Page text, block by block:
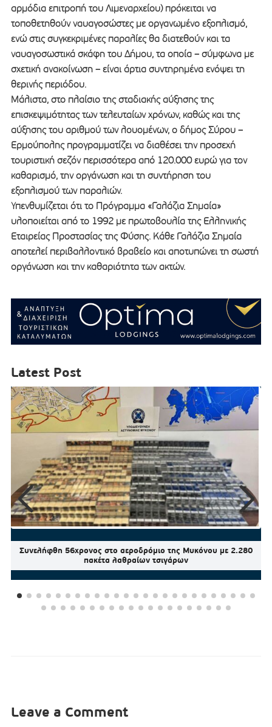
αρμόδια επιτροπή του Λιμεναρχείου) πρόκειται να
τοποθετηθούν ναυαγοσώστες με οργανωμένο εξοπλισμό,
ενώ στις συγκεκριμένες παραλίες θα διατεθούν και τα
ναυαγοσωστικά σκάφη του Δήμου, τα οποία – σύμφωνα με
σχετική ανακοίνωση – είναι άρτια συντηρημένα ενόψει τη
θερινής περιόδου.
Μάλιστα, στο πλαίσιο της σταδιακής αύξησης της
επισκεψιμότητας των τελευταίων χρόνων, καθώς και της
αύξησης του αριθμού των λουομένων, ο δήμος Σύρου –
Ερμούπολης προγραμματίζει να διαθέσει την προσεχή
τουριστική σεζόν περισσότερα από 120.000 ευρώ για τον
καθαρισμό, την οργάνωση και τη συντήρηση του
εξοπλισμού των παραλιών.
Υπενθυμίζεται ότι το Πρόγραμμα «Γαλάζια Σημαία»
υλοποιείται από το 1992 με πρωτοβουλία της Ελληνικής
Εταιρείας Προστασίας της Φύσης. Κάθε Γαλάζια Σημαία
αποτελεί περιβαλλοντικό βραβείο και αποτυπώνει τη σωστή
οργάνωση και την καθαριότητα των ακτών.
Latest Post
Συνελήφθη 56χρονος στο αεροδρόμιο της Μυκόνου με 2.280
πακέτα λαθραίων τσιγάρων
Leave a Comment